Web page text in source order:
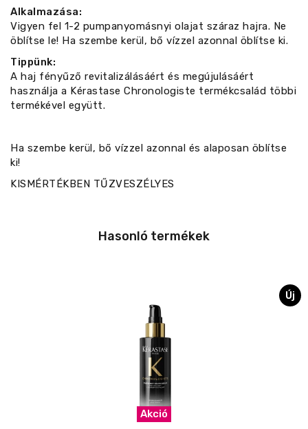
Alkalmazása:
Vigyen fel 1-2 pumpanyomásnyi olajat száraz hajra. Ne
öblítse le! Ha szembe kerül, bő vízzel azonnal öblítse ki.
Tippünk:
A haj fényűző revitalizálásáért és megújulásáért
használja a Kérastase Chronologiste termékcsalád többi
termékével együtt.
Ha szembe kerül, bő vízzel azonnal és alaposan öblítse
ki!
KISMÉRTÉKBEN TŰZVESZÉLYES
Hasonló termékek
Új
Akció